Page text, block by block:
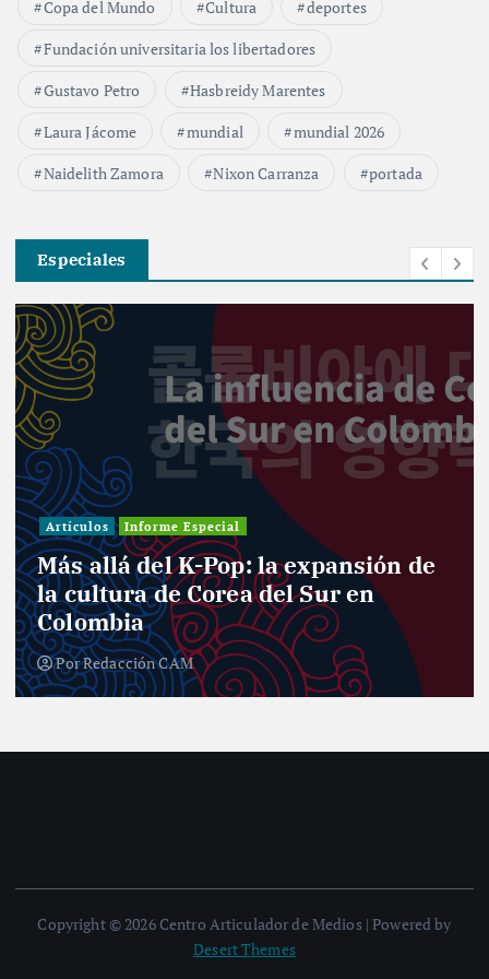
Copa del Mundo
Cultura
deportes
Fundación universitaria los libertadores
Gustavo Petro
Hasbreidy Marentes
Laura Jácome
mundial
mundial 2026
Naidelith Zamora
Nixon Carranza portada
Especiales
Investigación Cultura
Informe Especial
Política Reportaje
Entre curules y violencia de género:
el desafío de las mujeres para el
nuevo Congreso
PorRedacción CAM
Copyright © 2026 Centro Articulador de Medios | Powered by
Desert Themes